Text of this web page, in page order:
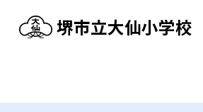
堺市立大仙小学校